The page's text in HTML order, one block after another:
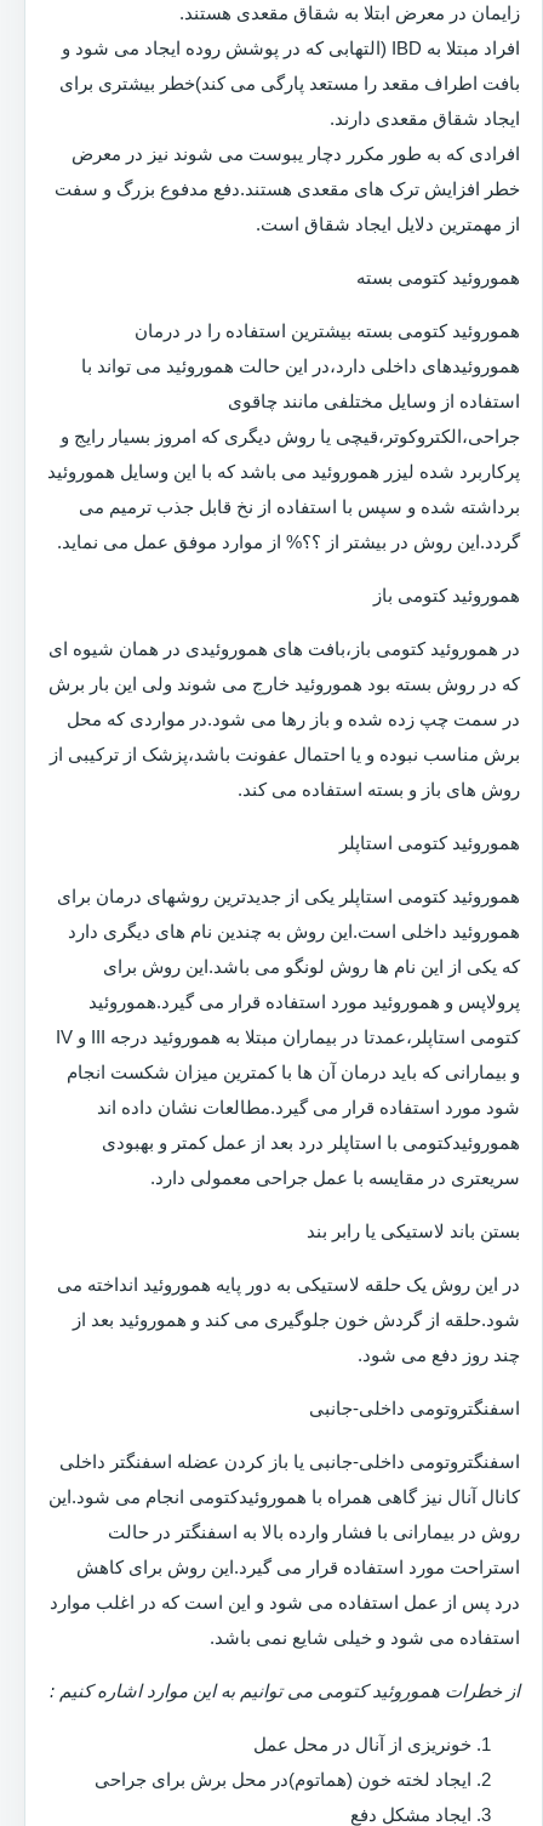
زایمان در معرض ابتلا به شقاق مقعدی هستند.
افراد مبتلا به IBD (التهابی که در پوشش روده ایجاد می شود و
بافت اطراف مقعد را مستعد پارگی می کند)خطر بیشتری برای
ایجاد شقاق مقعدی دارند.
افرادی که به طور مکرر دچار یبوست می شوند نیز در معرض
خطر افزایش ترک های مقعدی هستند.دفع مدفوع بزرگ و سفت
از مهمترین دلایل ایجاد شقاق است.
هموروئید کتومی بسته
هموروئید کتومی بسته بیشترین استفاده را در درمان
هموروئیدهای داخلی دارد،در این حالت هموروئید می تواند با
استفاده از وسایل مختلفی مانند چاقوی
جراحی،الکتروکوتر،قیچی یا روش دیگری که امروز بسیار رایج و
پرکاربرد شده لیزر هموروئید می باشد که با این وسایل هموروئید
برداشته شده و سپس با استفاده از نخ قابل جذب ترمیم می
گردد.این روش در بیشتر از ؟؟% از موارد موفق عمل می نماید.
هموروئید کتومی باز
در هموروئید کتومی باز،بافت های هموروئیدی در همان شیوه ای
که در روش بسته بود هموروئید خارج می شوند ولی این بار برش
در سمت چپ زده شده و باز رها می شود.در مواردی که محل
برش مناسب نبوده و یا احتمال عفونت باشد،پزشک از ترکیبی از
روش های باز و بسته استفاده می کند.
هموروئید کتومی استاپلر
هموروئید کتومی استاپلر یکی از جدیدترین روشهای درمان برای
هموروئید داخلی است.این روش به چندین نام های دیگری دارد
که یکی از این نام ها روش لونگو می باشد.این روش برای
پرولاپس و هموروئید مورد استفاده قرار می گیرد.هموروئید
کتومی استاپلر،عمدتا در بیماران مبتلا به هموروئید درجه III و IV
و بیمارانی که باید درمان آن ها با کمترین میزان شکست انجام
شود مورد استفاده قرار می گیرد.مطالعات نشان داده اند
هموروئیدکتومی با استاپلر درد بعد از عمل کمتر و بهبودی
سریعتری در مقایسه با عمل جراحی معمولی دارد.
بستن باند لاستیکی یا رابر بند
در این روش یک حلقه لاستیکی به دور پایه هموروئید انداخته می
شود.حلقه از گردش خون جلوگیری می کند و هموروئید بعد از
چند روز دفع می شود.
اسفنگتروتومی داخلی-جانبی
اسفنگتروتومی داخلی-جانبی یا باز کردن عضله اسفنگتر داخلی
کانال آنال نیز گاهی همراه با هموروئیدکتومی انجام می شود.این
روش در بیمارانی با فشار وارده بالا به اسفنگتر در حالت
استراحت مورد استفاده قرار می گیرد.این روش برای کاهش
درد پس از عمل استفاده می شود و این است که در اغلب موارد
استفاده می شود و خیلی شایع نمی باشد.
از خطرات هموروئید کتومی می توانیم به این موارد اشاره کنیم :
خونریزی از آنال در محل عمل
ایجاد لخته خون (هماتوم)در محل برش برای جراحی
ایجاد مشکل دفع